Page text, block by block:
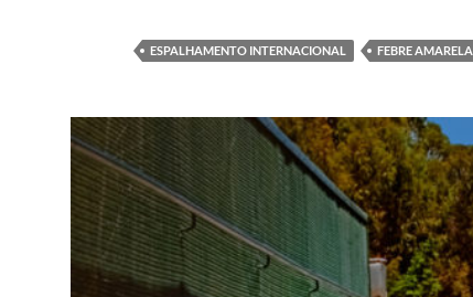
ESPALHAMENTO INTERNACIONAL FEBRE AMARELA